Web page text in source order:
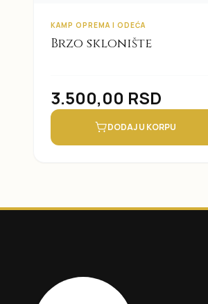
KAMP OPREMA I ODEĆA
Brzo sklonište
3.500,00 RSD
DODAJ U KORPU